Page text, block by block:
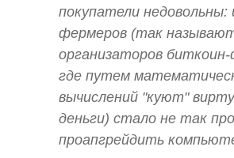
покупатели недовольны:
фермеров (так
организаторов
где путем
вычислений "куют"
деньги) стало не так
проапгрейдить